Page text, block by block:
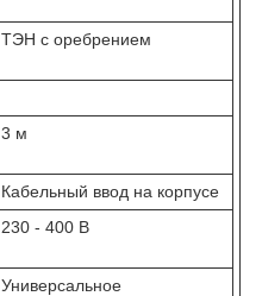
ТЭН с оребрением
3 м
Кабельный ввод на корпусе
230 - 400 В
Универсальное